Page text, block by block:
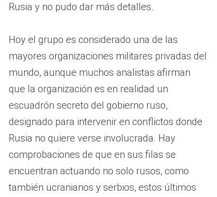
Rusia y no pudo dar más detalles.
Hoy el grupo es considerado una de las
mayores organizaciones militares privadas del
mundo, aunque muchos analistas afirman
que la organización es en realidad un
escuadrón secreto del gobierno ruso,
designado para intervenir en conflictos donde
Rusia no quiere verse involucrada. Hay
comprobaciones de que en sus filas se
encuentran actuando no solo rusos, como
también ucranianos y serbios, estos últimos